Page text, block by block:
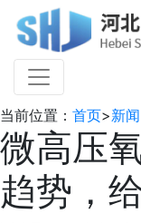
当前位置： 首页>新
微高压
趋势，